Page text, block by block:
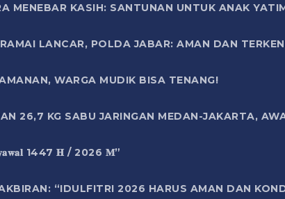
MENEBAR KASIH: SANTUNAN UNTUK ANAK
LANCAR, POLDA JABAR: AMAN DAN
WARGA MUDIK BISA TENANG!
26,7 KG SABU JARINGAN MEDAN-JAKARTA,
𝐒𝐲𝐚𝐰𝐚𝐥 1447 𝐇 / 2026 𝐌”
“IDULFITRI 2026 HARUS AMAN DAN